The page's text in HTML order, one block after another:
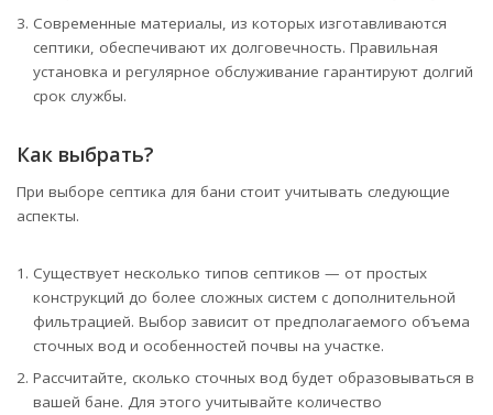
Современные материалы, из которых изготавливаются
септики, обеспечивают их долговечность. Правильная
установка и регулярное обслуживание гарантируют долгий
срок службы.
Как выбрать?
При выборе септика для бани стоит учитывать следующие
аспекты.
Существует несколько типов септиков — от простых
конструкций до более сложных систем с дополнительной
фильтрацией. Выбор зависит от предполагаемого объема
сточных вод и особенностей почвы на участке.
Рассчитайте, сколько сточных вод будет образовываться в
вашей бане. Для этого учитывайте количество